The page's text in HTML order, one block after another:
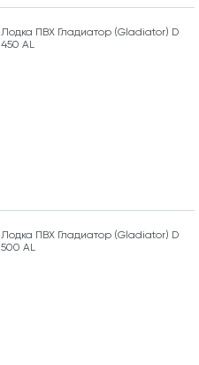
Лодка ПВХ Гладиатор (Gladiator) D
450 AL
Лодка ПВХ Гладиатор (Gladiator) D
500 AL